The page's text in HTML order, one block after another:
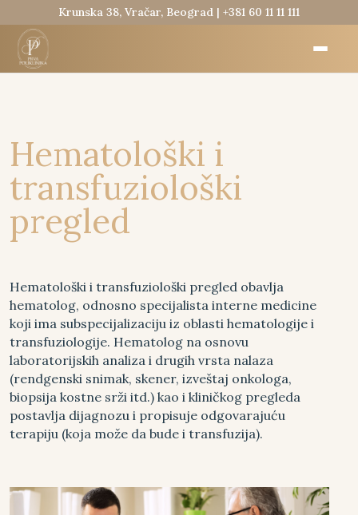
Krunska 38, Vračar, Beograd | +381 60 11 11 111
Hematološki i
transfuziološki
pregled
Hematološki i transfuziološki pregled obavlja
hematolog, odnosno specijalista interne medicine
koji ima subspecijalizaciju iz oblasti hematologije i
transfuziologije. Hematolog na osnovu
laboratorijskih analiza i drugih vrsta nalaza
(rendgenski snimak, skener, izveštaj onkologa,
biopsija kostne srži itd.) kao i kliničkog pregleda
postavlja dijagnozu i propisuje odgovarajuću
terapiju (koja može da bude i transfuzija).